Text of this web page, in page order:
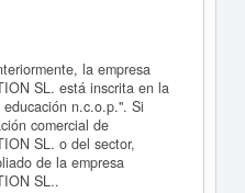
la empresa
SL. está inscrita en la
n.c.o.p.". Si
comercial de
SL. o del sector,
de la empresa
SL..